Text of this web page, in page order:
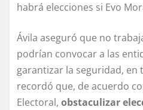
habrá elecciones si Evo
Ávila aseguró que no
podrían convocar a las
garantizar la seguridad, en
recordó que, de acuerdo
Electoral, obstaculizar